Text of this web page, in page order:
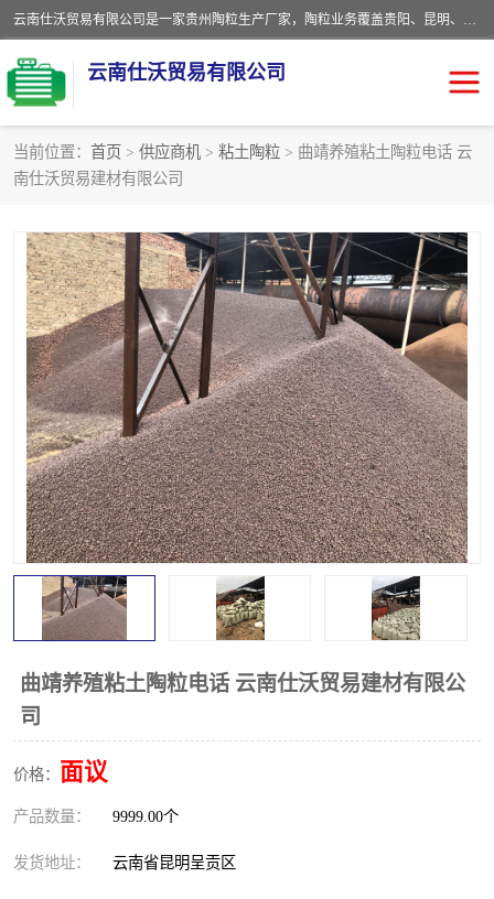
云南仕沃贸易有限公司是一家贵州陶粒生产厂家，陶粒业务覆盖贵阳、昆明、四川、云南、重庆等区域。批发贵阳陶粒、昆明陶粒、四川陶粒、云南陶粒、重庆陶粒，服务热线：*。仕沃贸易建材致力于建筑产业化、绿色建筑体系、产品和系统应用解决方案的企业。研发生产、销售和推广绿色建筑体系、建筑产业化体系的各种环保建筑产品。
云南仕沃贸易有限公司
当前位置： 首页 > 供应商机 > 粘土陶粒 > 曲靖养殖粘土陶粒电话 云
南仕沃贸易建材有限公司
曲靖养殖粘土陶粒电话 云南仕沃贸易建材有限公
司
价格： 面议
产品数量： 9999.00个
发货地址： 云南省昆明呈贡区
陶粒
园林绿化陶粒 生物陶粒
陶粒砂 粘土陶粒
建筑陶粒 陶粒回填
轻质陶粒